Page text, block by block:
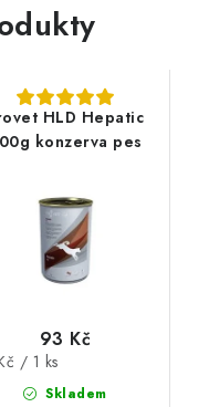
HLD Hepatic
konzerva pes
Skladem
93 Kč
/ 1 ks